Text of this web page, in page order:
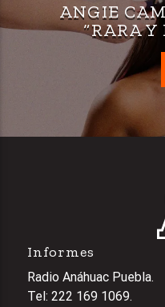
ANGIE
“RARA
Informes
Radio Anáhuac Puebla.
Tel: 222 169 1069.